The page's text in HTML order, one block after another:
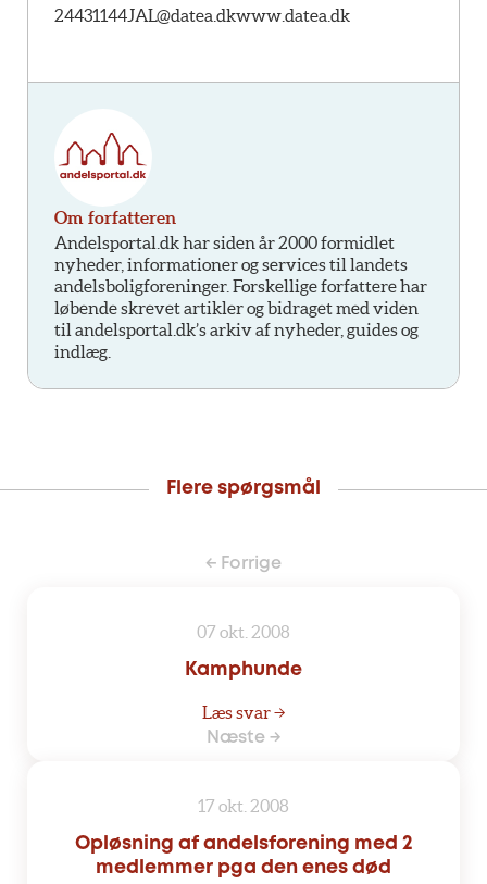
24431144JAL@datea.dkwww.datea.dk
Om forfatteren
Andelsportal.dk har siden år 2000 formidlet
nyheder, informationer og services til landets
andelsboligforeninger. Forskellige forfattere har
løbende skrevet artikler og bidraget med viden
til andelsportal.dk’s arkiv af nyheder, guides og
indlæg.
Flere spørgsmål
← Forrige
07 okt. 2008
Kamphunde
Læs svar →
Næste →
17 okt. 2008
Opløsning af andelsforening med 2
medlemmer pga den enes død